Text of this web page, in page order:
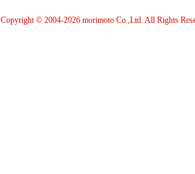
Copyright © 2004-2026 morimoto Co.,Ltd. All Rights